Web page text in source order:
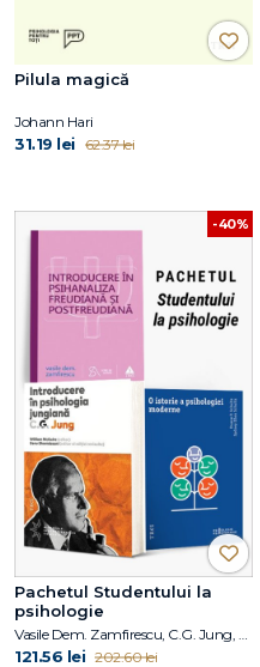
Pilula magică
Johann Hari
31.19 lei 62.37 lei
-40%
Pachetul Studentului la
psihologie
Vasile Dem. Zamfirescu, C.G. Jung, Duane P. Schultz, Sydney Ellen Schultz
121.56 lei 202.60 lei